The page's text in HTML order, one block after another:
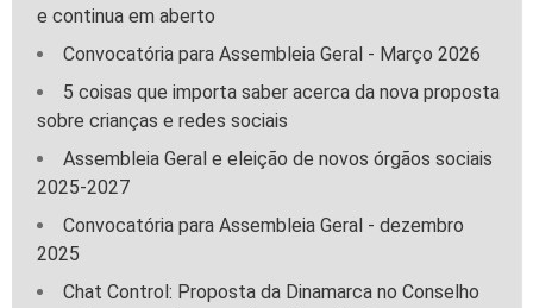
e continua em aberto
Convocatória para Assembleia Geral - Março 2026
5 coisas que importa saber acerca da nova proposta
sobre crianças e redes sociais
Assembleia Geral e eleição de novos órgãos sociais
2025-2027
Convocatória para Assembleia Geral - dezembro
2025
Chat Control: Proposta da Dinamarca no Conselho